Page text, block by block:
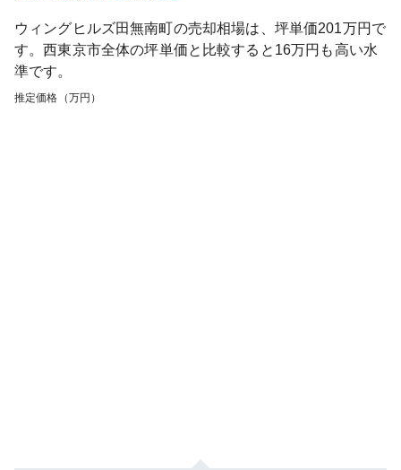
ウィングヒルズ田無南町の売却相場は、坪単価201万円で
す。西東京市全体の坪単価と比較すると 16万円も高い水
準です。
推定価格（万円）